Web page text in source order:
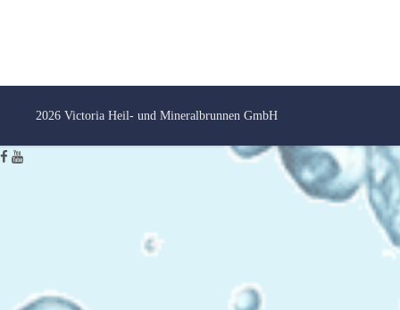
2026 Victoria Heil- und Mineralbrunnen GmbH